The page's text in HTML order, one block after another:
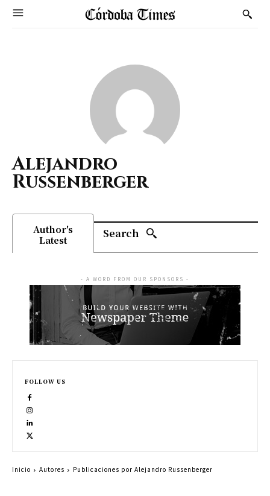
Alejandro
Russenberger
Author's
Latest
Search
- A WORD FROM OUR SPONSORS -
FOLLOW US
Inicio Autores Publicaciones por Alejandro Russenberger